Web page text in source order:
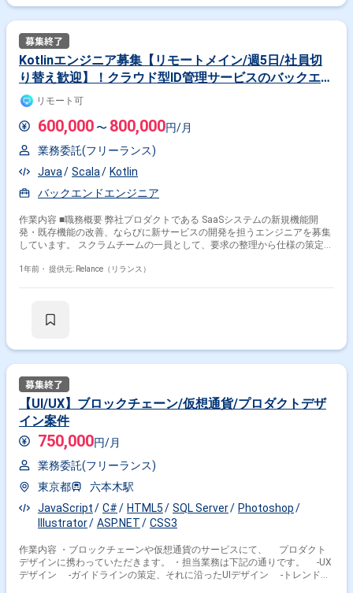
Kotlinエンジニア募集【リモートメイン/週5日/社員切
り替え歓迎】！クラウド型ID管理サービスのバックエン
ド開発（jd02004）
リモート可
600,000 〜 800,000円/月
業務委託(フリーランス)
Java
Scala
Kotlin
バックエンドエンジニア
作業内容 ■職務概要 弊社プロダクトである SaaSシステムの新規機能開
発・既存機能の改善、ならびに新サービスの開発を担うエンジニアを募集
しています。 スクラムチームの一員として、要求の整理から仕様の策定、
連携しながらこなしていただきます。 エンジニアの職務には、仕様の策定
の実装もしていただきます。 ■求める人物像 ・ソフトウェア開発が好きな
画・開発・販売を事業としています。 近年、DXやリモートワークが進む
中で、業務システムの”所有(パッケージ)”から"利用(SaaS)"への流れは不可
逆な流れとなっています。 そんな中、管理すべきアカウント・権限も増え
続けており、IT部門を中心に様々な課題を抱えています。 当社は、社内に
散らばるデジタルアイデンティティ情報を統合し、ルール・ポリシーに基
づき、各種SaaSや社内システムのアカウント・権限の発行を自動化するこ
とで、 内部統制・情報セキュリティへの対応を一気通貫して整えられるサ
ービスを社員一丸となって開発しています。 ■Mission / Vision ＜MIssion
＞ 「企業の人・組織・情報にまつわる非効率をなくす」 革新的なテクノ
心して活用するための確かな情報基盤をつくります。 ＜Vision＞ 「SaaS
を組み合わせて企業を運営する。当社はその基盤となる。」 SaaSを提供
徐々に部分機能に最適化されたSaaSを利用し始めています。 一元管理さ
れたERPパッケージを利用していた時は当たり前だった情報の管理をSaaS
の世界でも実現する。 当社は、すべてのSaaS管理の基盤・情報の起点と
1年前・ 提供元: Relance（リランス）
【UI/UX】ブロックチェーン/仮想通貨/プロダクトデザ
イン案件
750,000円/月
業務委託(フリーランス)
東京都
六本木駅
JavaScript
C# HTML5 SQL Server
Photoshop
Illustrator
ASP.NET CSS3
作業内容 ・ブロックチェーンや仮想通貨のサービスにて、 プロダクト
デザインに携わっていただきます。 ・担当業務は下記の通りです。 -UX
デザイン -ガイドラインの策定、それに沿ったUIデザイン -トレンドや